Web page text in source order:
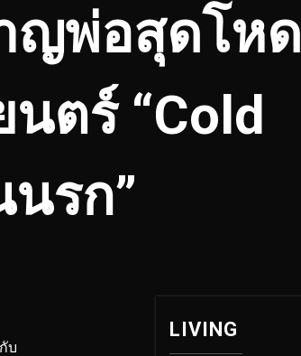
ญพ่อสุดโหด
ตร์ “Cold
รก”
บ
LIVING